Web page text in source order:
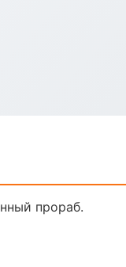
прораб.